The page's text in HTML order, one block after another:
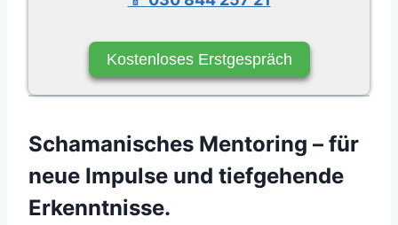
Kostenloses Erstgespräch
Schamanisches Mentoring – für
neue Impulse und tiefgehende
Erkenntnisse.